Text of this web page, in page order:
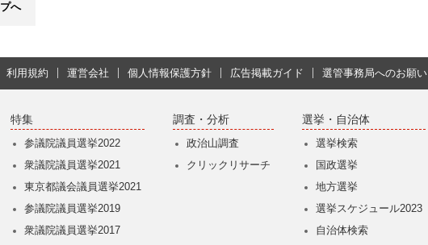
へ
利用規約 運営会社 個人情報保護方針 広告掲載ガイド 選管事務局へのお願い
特集
参議院議員選挙2022
衆議院議員選挙2021
東京都議会議員選挙2021
参議院議員選挙2019
衆議院議員選挙2017
調査・分析
政治山調査
クリックリサーチ
選挙・自治体
選挙検索
国政選挙
地方選挙
選挙スケジュール2023
自治体検索